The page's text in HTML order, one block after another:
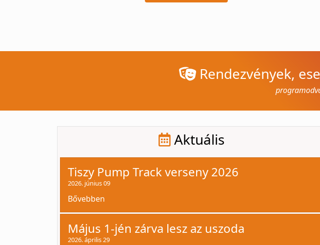
Rendezvények,
Aktuális
Tiszy Pump Track verseny 2026
2026. június 09
Bővebben
Május 1-jén zárva lesz az uszoda
2026. április 29